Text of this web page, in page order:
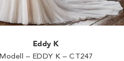
Eddy K
Modell – EDDY K – CT247